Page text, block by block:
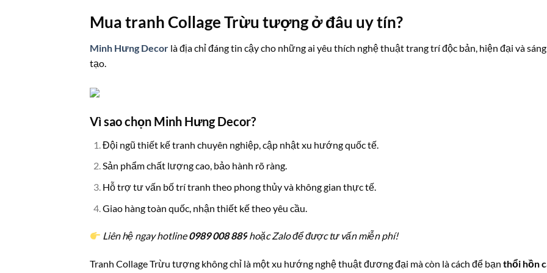
Mua tranh Collage Trừu tượng ở đâu uy tín?
Minh Hưng Decor là địa chỉ đáng tin cậy cho những ai yêu thích nghệ thuật trang trí độc bản, hiện đại và sáng
tạo.
Vì sao chọn Minh Hưng Decor?
Đội ngũ thiết kế tranh chuyên nghiệp, cập nhật xu hướng quốc tế.
Sản phẩm chất lượng cao, bảo hành rõ ràng.
Hỗ trợ tư vấn bố trí tranh theo phong thủy và không gian thực tế.
Giao hàng toàn quốc, nhận thiết kế theo yêu cầu.
Liên hệ ngay hotline0989 008 889 hoặc Zalo để được tư vấn miễn phí!
Tranh Collage Trừu tượng không chỉ là một xu hướng nghệ thuật đương đại mà còn là cách để bạn thổi hồn